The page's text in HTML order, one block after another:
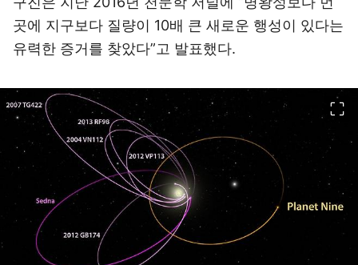
곳에 지구보다 질량이 10배 큰 새로운 행성이 있다는
유력한 증거를 찾았다”고 발표했다.